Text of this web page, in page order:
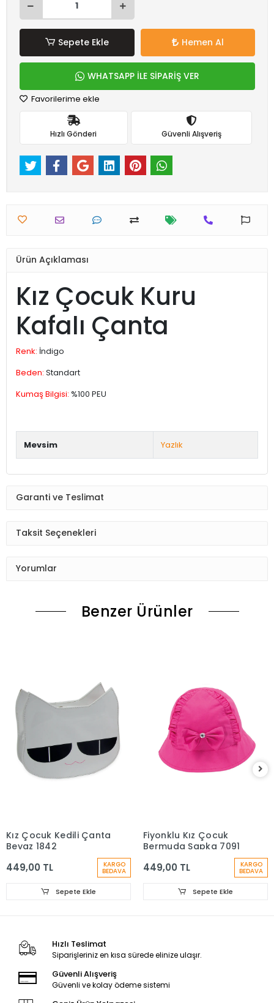
Sepete Ekle Hemen Al
WHATSAPP İLE SİPARİŞ VER
Favorilerime ekle
Hızlı Gönderi Güvenli Alışveriş
Ürün Açıklaması
Kız Çocuk Kuru
Kafalı Çanta
Renk: İndigo
Beden: Standart
Kumaş Bilgisi: %100 PEU
Mevsim Yazlık
Garanti ve Teslimat
Taksit Seçenekleri
Yorumlar
Benzer Ürünler
Kız Çocuk Kedili Çanta
Beyaz 1842
449,00 TL KARGO
BEDAVA
Sepete Ekle
Fiyonklu Kız Çocuk
Bermuda Şapka 7091
449,00 TL KARGO
BEDAVA
Sepete Ekle
Hızlı Teslimat
Siparişleriniz en kısa sürede elinize ulaşır.
Güvenli Alışveriş
Güvenli ve kolay ödeme sistemi